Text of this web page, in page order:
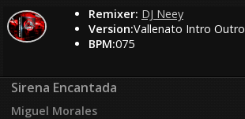
Remixer: DJ Neey
Version:Vallenato Intro Outro
BPM:075
Sirena Encantada
Miguel Morales